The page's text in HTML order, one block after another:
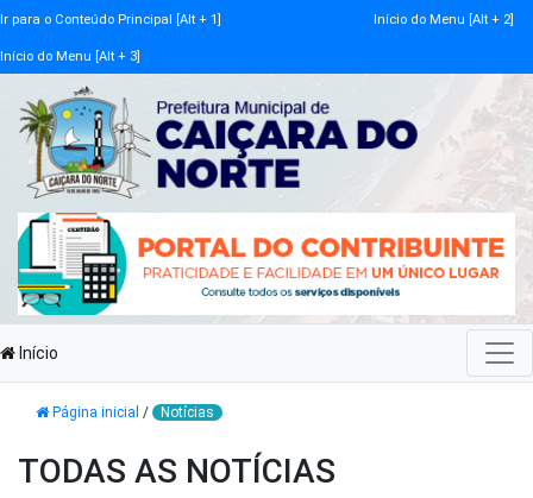
Ir para o Conteúdo Principal [Alt + 1] Início do Menu [Alt + 2]
Início do Menu [Alt + 3]
Início
Página inicial / Notícias
TODAS AS NOTÍCIAS